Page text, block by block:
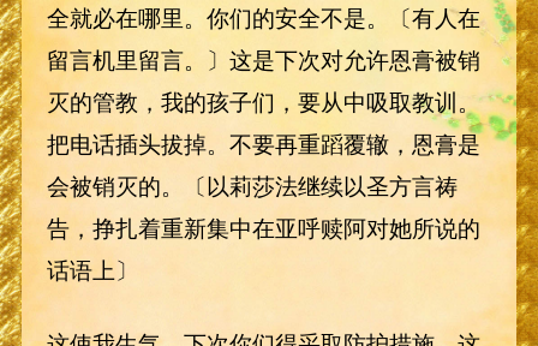
全就必在哪里。你们的安全不是。〔有人在
留言机里留言。〕这是下次对允许恩膏被销
灭的管教，我的孩子们，要从中吸取教训。
把电话插头拔掉。不要再重蹈覆辙，恩膏是
会被销灭的。〔以莉莎法继续以圣方言祷
告，挣扎着重新集中在亚呼赎阿对她所说的
话语上〕